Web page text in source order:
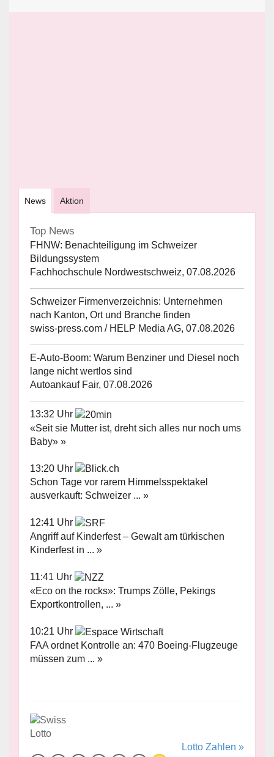
News Aktion
Top News
FHNW: Benachteiligung im Schweizer
Bildungssystem
Fachhochschule Nordwestschweiz, 07.08.2026
Schweizer Firmenverzeichnis: Unternehmen
nach Kanton, Ort und Branche finden
swiss-press.com / HELP Media AG, 07.08.2026
E-Auto-Boom: Warum Benziner und Diesel noch
lange nicht wertlos sind
Autoankauf Fair, 07.08.2026
13:32 Uhr
«Seit sie Mutter ist, dreht sich alles nur noch ums
Baby» »
13:20 Uhr
Schon Tage vor rarem Himmelsspektakel
ausverkauft: Schweizer ... »
12:41 Uhr
Angriff auf Kinderfest – Gewalt am türkischen
Kinderfest in ... »
11:41 Uhr
«Eco on the rocks»: Trumps Zölle, Pekings
Exportkontrollen, ... »
10:21 Uhr
FAA ordnet Kontrolle an: 470 Boeing-Flugzeuge
müssen zum ... »
Lotto Zahlen »